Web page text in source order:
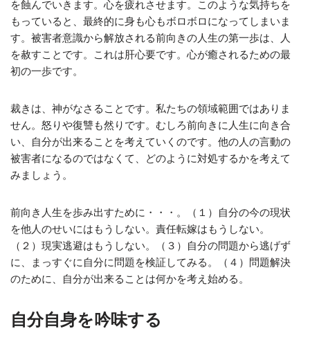
を蝕んでいきます。心を疲れさせます。このような気持ちを
もっていると、最終的に身も心もボロボロになってしまいま
す。被害者意識から解放される前向きの人生の第一歩は、人
を赦すことです。これは肝心要です。心が癒されるための最
初の一歩です。
裁きは、神がなさることです。私たちの領域範囲ではありま
せん。怒りや復讐も然りです。むしろ前向きに人生に向き合
い、自分が出来ることを考えていくのです。他の人の言動の
被害者になるのではなくて、どのように対処するかを考えて
みましょう。
前向き人生を歩み出すために・・・。（１）自分の今の現状
を他人のせいにはもうしない。責任転嫁はもうしない。
（２）現実逃避はもうしない。（３）自分の問題から逃げず
に、まっすぐに自分に問題を検証してみる。（４）問題解決
のために、自分が出来ることは何かを考え始める。
自分自身を吟味する